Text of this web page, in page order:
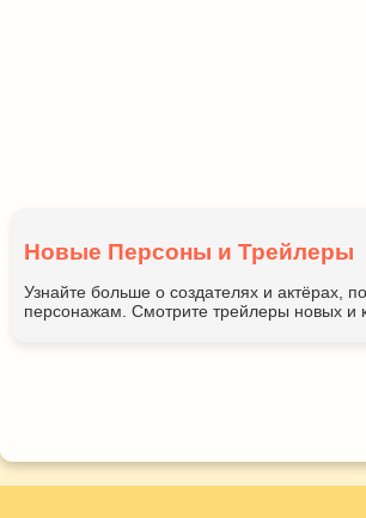
Новые Персоны и Трейлеры
Узнайте больше о создателях и
персонажам. Смотрите трейлеры новых и